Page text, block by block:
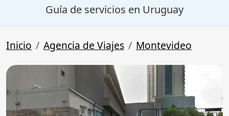
Guía de servicios en Uruguay
Inicio Agencia de Viajes Montevideo